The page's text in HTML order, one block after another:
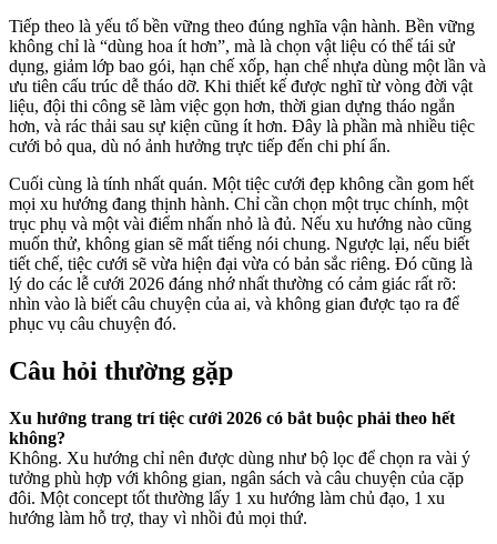
Tiếp theo là yếu tố bền vững theo đúng nghĩa vận hành. Bền vững
không chỉ là “dùng hoa ít hơn”, mà là chọn vật liệu có thể tái sử
dụng, giảm lớp bao gói, hạn chế xốp, hạn chế nhựa dùng một lần và
ưu tiên cấu trúc dễ tháo dỡ. Khi thiết kế được nghĩ từ vòng đời vật
liệu, đội thi công sẽ làm việc gọn hơn, thời gian dựng tháo ngắn
hơn, và rác thải sau sự kiện cũng ít hơn. Đây là phần mà nhiều tiệc
cưới bỏ qua, dù nó ảnh hưởng trực tiếp đến chi phí ẩn.
Cuối cùng là tính nhất quán. Một tiệc cưới đẹp không cần gom hết
mọi xu hướng đang thịnh hành. Chỉ cần chọn một trục chính, một
trục phụ và một vài điểm nhấn nhỏ là đủ. Nếu xu hướng nào cũng
muốn thử, không gian sẽ mất tiếng nói chung. Ngược lại, nếu biết
tiết chế, tiệc cưới sẽ vừa hiện đại vừa có bản sắc riêng. Đó cũng là
lý do các lễ cưới 2026 đáng nhớ nhất thường có cảm giác rất rõ:
nhìn vào là biết câu chuyện của ai, và không gian được tạo ra để
phục vụ câu chuyện đó.
Câu hỏi thường gặp
Xu hướng trang trí tiệc cưới 2026 có bắt buộc phải theo hết
không?
Không. Xu hướng chỉ nên được dùng như bộ lọc để chọn ra vài ý
tưởng phù hợp với không gian, ngân sách và câu chuyện của cặp
đôi. Một concept tốt thường lấy 1 xu hướng làm chủ đạo, 1 xu
hướng làm hỗ trợ, thay vì nhồi đủ mọi thứ.